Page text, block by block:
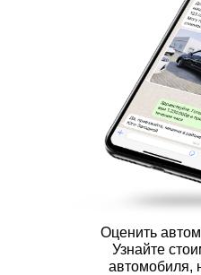
Оценить
Узнайте
автомобиля,